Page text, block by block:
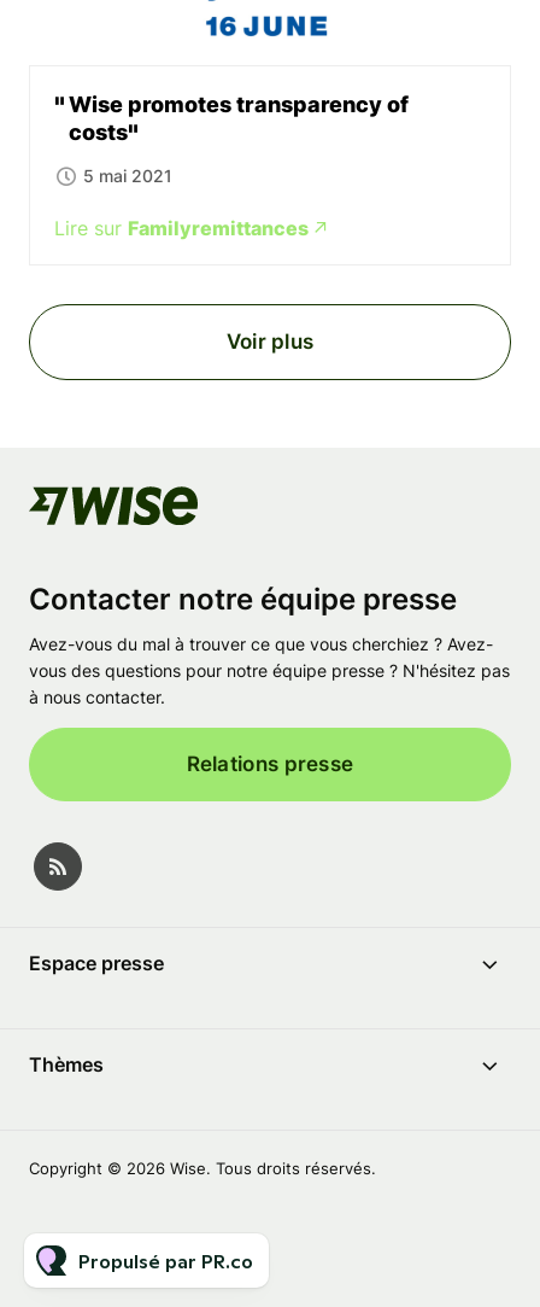
Wise promotes transparency of
costs
5 mai 2021
Lire sur Familyremittances
Voir plus
Contacter notre équipe presse
Avez-vous du mal à trouver ce que vous cherchiez ? Avez-
vous des questions pour notre équipe presse ? N'hésitez pas
à nous contacter.
Relations presse
Espace presse
Thèmes
Copyright © 2026 Wise. Tous droits réservés.
Propulsé par PR.co